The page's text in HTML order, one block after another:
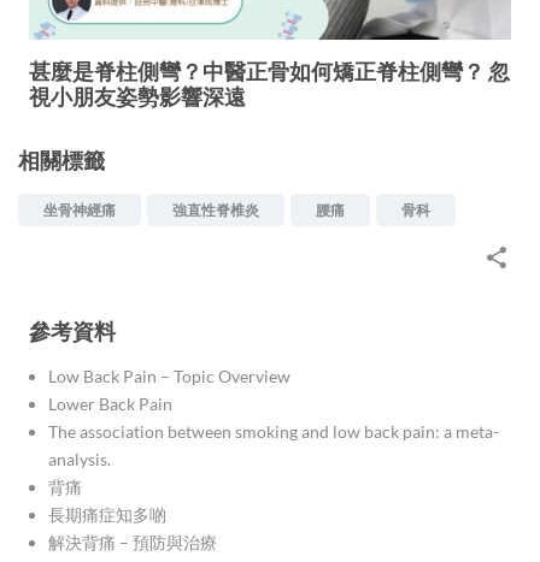
甚麼是脊柱側彎？中醫正骨如何矯正脊柱側彎？ 忽
視小朋友姿勢影響深遠
相關標籤
坐骨神經痛 強直性脊椎炎 腰痛 骨科
參考資料
Low Back Pain – Topic Overview
Lower Back Pain
The association between smoking and low back pain: a meta-
analysis.
背痛
長期痛症知多啲
解決背痛 – 預防與治療